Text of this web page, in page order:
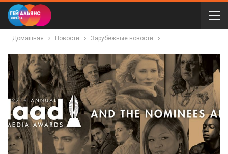
Домашняя Новости Зарубежные новости